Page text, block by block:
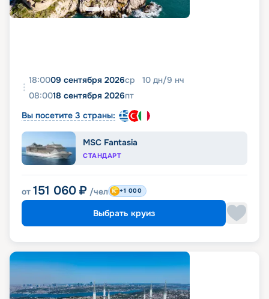
18:0009 сентября 2026ср 10 дн/9 нч
08:0018 сентября 2026пт
Вы посетите 3 страны:
MSC Fantasia
СТАНДАРТ
от 151 060 ₽ /чел +1 000
Выбрать круиз